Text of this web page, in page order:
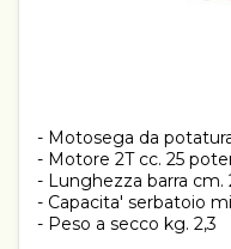
- Motosega da
- Motore 2T cc. 25
- Lunghezza barra cm.
- Capacita' serbatoio
- Peso a secco kg. 2,3